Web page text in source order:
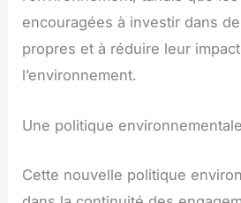
encouragées à investir dans
propres et à réduire leur
l’environnement.
Une politique
Cette nouvelle politique